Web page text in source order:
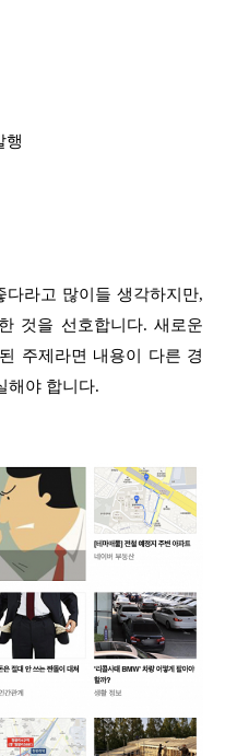
행
다라고 많이들 생각하지만,
것을 선호합니다. 새로운
주제라면 내용이 다른 경
해야 합니다.